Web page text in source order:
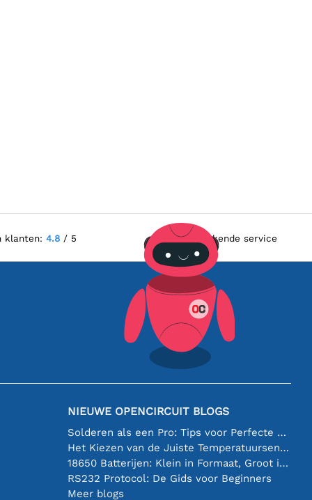
klanten: 4.8/ 5 Uitstekende service
NIEUWE OPENCIRCUIT BLOGS
Solderen als een Pro: Tips voor Perfecte Elektronische Verbindingen
Het Kiezen van de Juiste Temperatuursensor [youtube]
18650 Batterijen: Klein in Formaat, Groot in Prestatie
RS232 Protocol: De Gids voor Beginners
Meer blogs